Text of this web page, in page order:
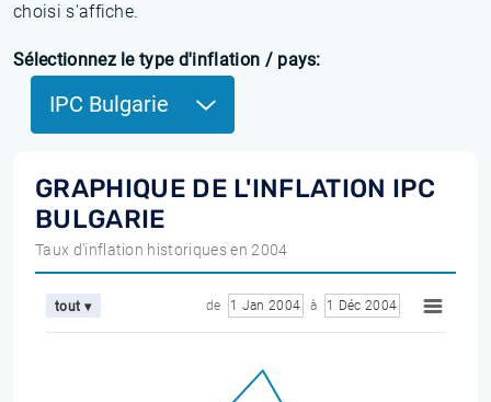
choisi s'affiche.
Sélectionnez le type d'inflation / pays:
IPC Bulgarie
GRAPHIQUE DE L'INFLATION IPC
BULGARIE
Taux d'inflation historiques en 2004
tout ▾ de 1 Jan 2004 à 1 Déc 2004